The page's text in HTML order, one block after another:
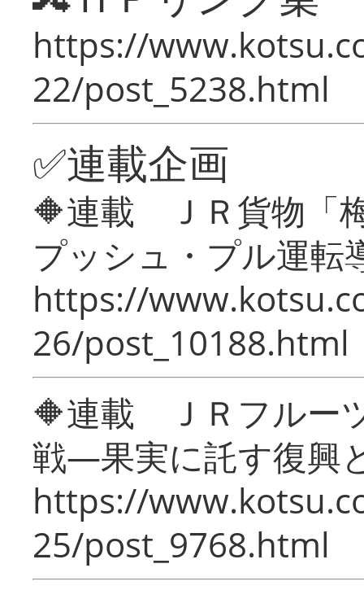
https://
22/post_5238.html
✅連載企画
🔶連載 ＪＲ貨物「
プッシュ・プル運転
https://
26/post_10188.html
🔶連載 ＪＲフルー
戦―果実に託す復興
https://
25/post_9768.html